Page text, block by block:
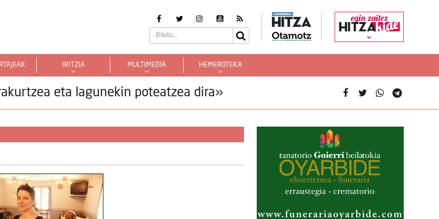
egin zaitez
IRITZIA MULTIMEDIA HEMEROTEKA
eta lagunekin poteatzea dira»